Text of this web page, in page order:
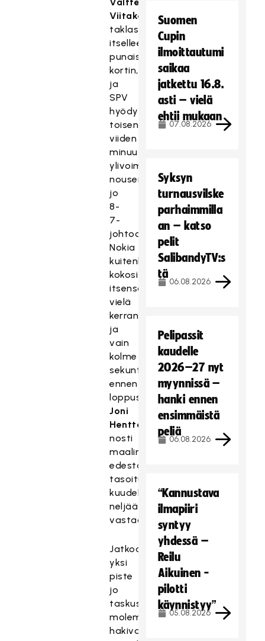
Viitakoski
taklasi
itselleen
punaisen
kortin,
ja
SPV
hyödynsi
toisen
viiden
minuutin
ylivoimansa
nousemalla
jo
8-
7-
johtoon.
Nokia
kuitenkin
kokosi
itsensä
vielä
kerran,
ja
vain
kolme
sekuntia
ennen
loppusummeria
Joni
Henttonen
nosti
maalin
edestä
tasoituksen
kuudella
neljää
vastaan.
Jatkoajalla
yksi
piste
jo
taskussa
molemmat
hakivat
Suomen
Cupin
ilmoittautumi
saikaa
jatkettu 16.8.
asti – vielä
ehtii mukaan
07.08.2026
Syksyn
turnausvilske
parhaimmilla
an – katso
pelit
SalibandyTV:s
tä
06.08.2026
Pelipassit
kaudelle
2026–27 nyt
myynnissä –
hanki ennen
ensimmäistä
peliä
06.08.2026
“Kannustava
ilmapiiri
syntyy
yhdessä –
Reilu
Aikuinen -
pilotti
käynnistyy”
05.08.2026